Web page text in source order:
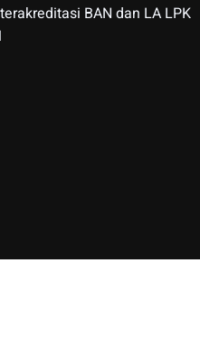
BAN dan LA LPK